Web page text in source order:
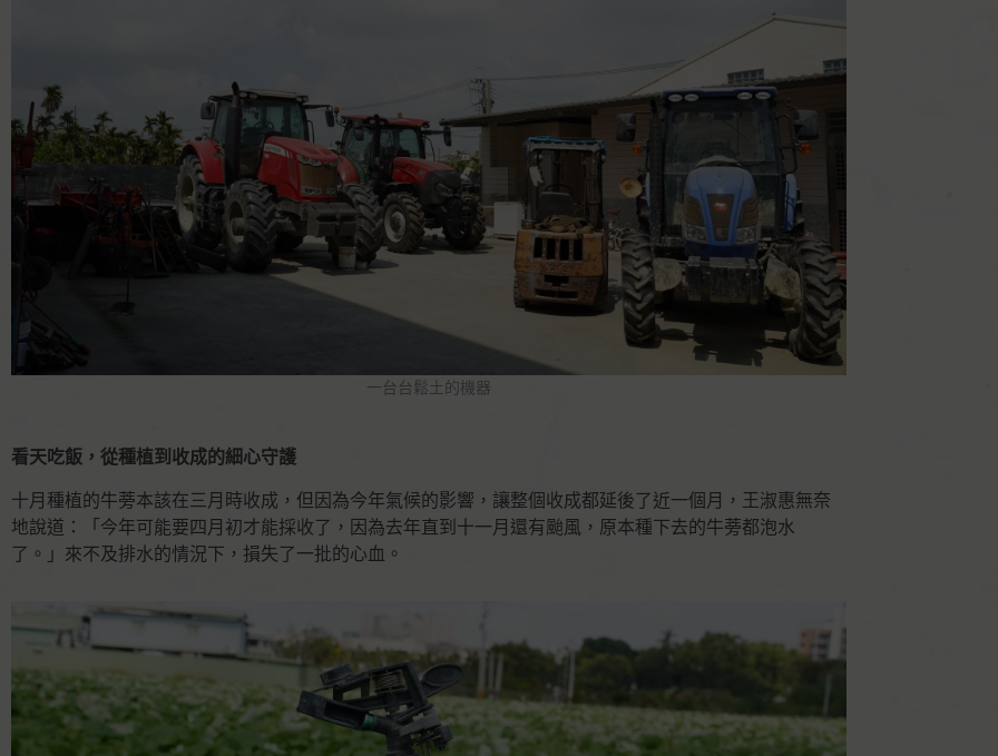
一台台鬆土的機器
看天吃飯，從種植到收成的細心守護
十月種植的牛蒡本該在三月時收成，但因為今年氣候的影響，讓整個收成都延後了近一個月，王淑惠無奈
地說道：「今年可能要四月初才能採收了，因為去年直到十一月還有颱風，原本種下去的牛蒡都泡水
了。」來不及排水的情況下，損失了一批的心血。